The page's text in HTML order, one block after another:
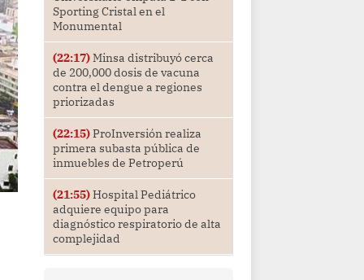
Sporting Cristal en el
Monumental
(22:17)Minsa distribuyó cerca
de 200,000 dosis de vacuna
contra el dengue a regiones
priorizadas
(22:15)ProInversión realiza
primera subasta pública de
inmuebles de Petroperú
(21:55)Hospital Pediátrico
adquiere equipo para
diagnóstico respiratorio de alta
complejidad